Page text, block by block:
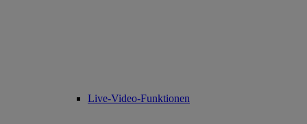
Live-Video-Funktionen